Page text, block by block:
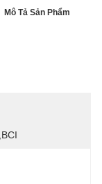
Mô Tả Sản Phẩm